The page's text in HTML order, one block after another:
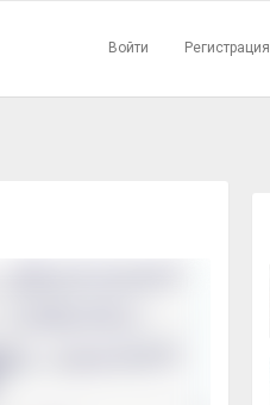
Войти Регистрация